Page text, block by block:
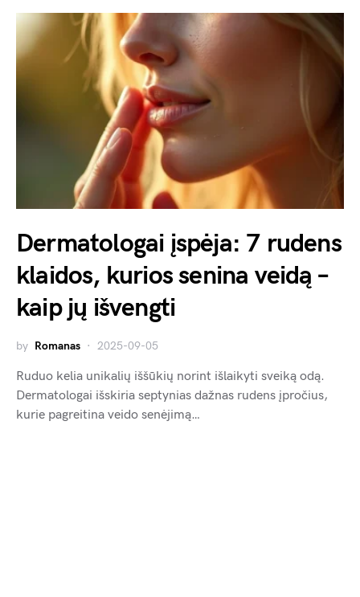
Dermatologai įspėja: 7 rudens
klaidos, kurios senina veidą –
kaip jų išvengti
by Romanas 2025-09-05
Ruduo kelia unikalių iššūkių norint išlaikyti sveiką odą.
Dermatologai išskiria septynias dažnas rudens įpročius,
kurie pagreitina veido senėjimą…